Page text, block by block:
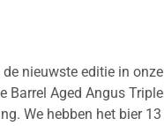
nieuwste editie in
Barrel Aged Angus
We hebben het bier